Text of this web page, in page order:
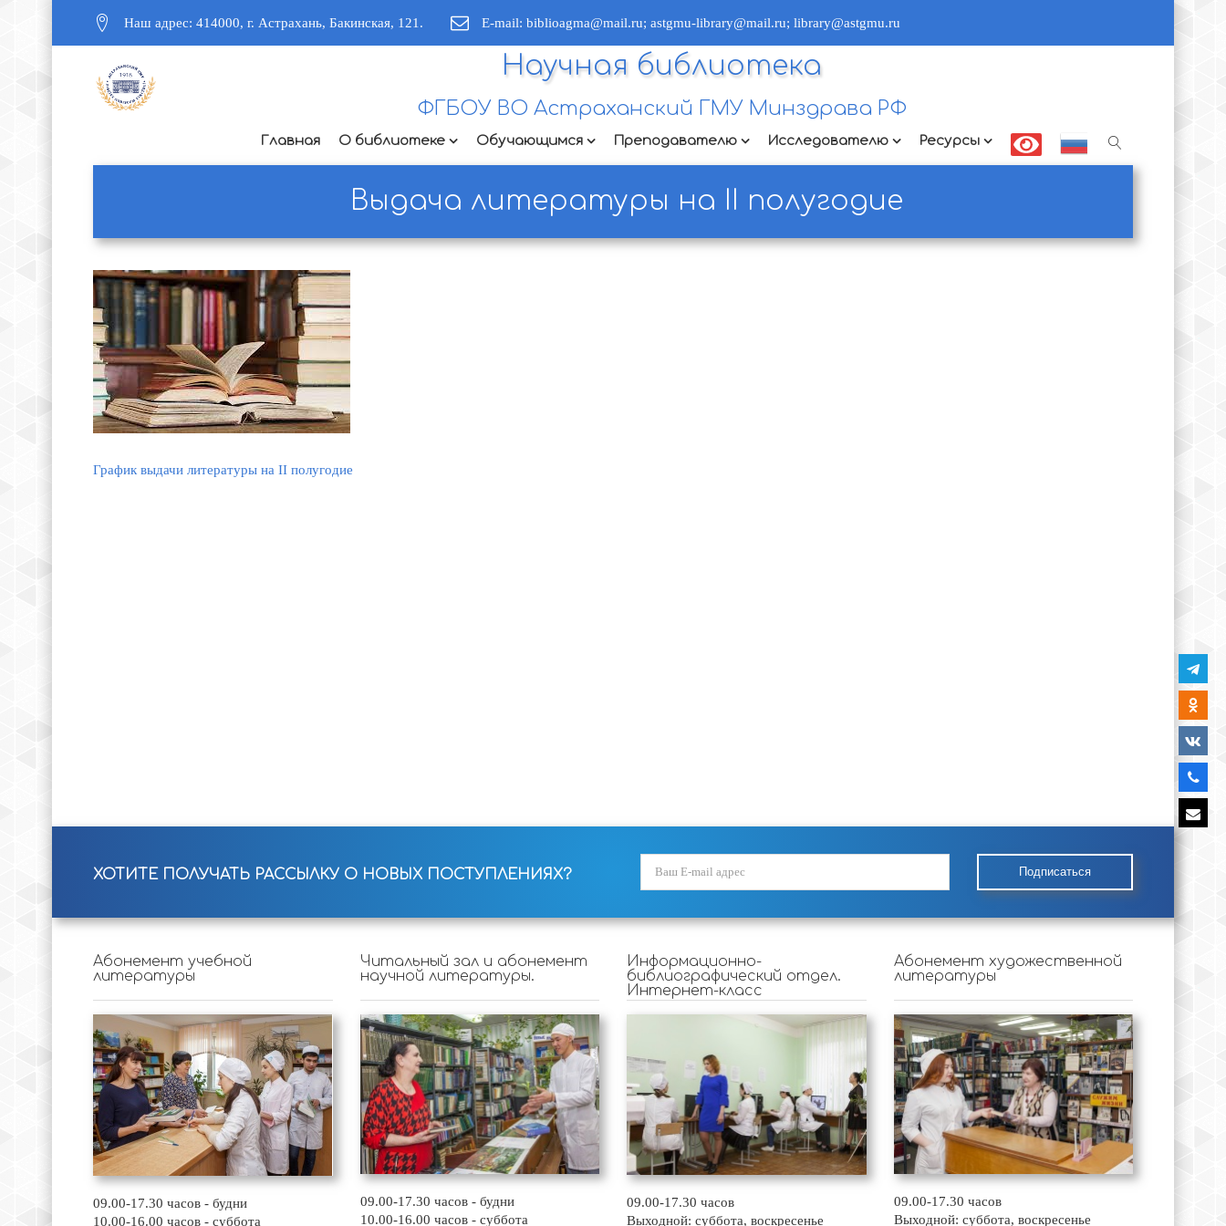
Наш адрес: 414000, г. Астрахань, Бакинская, 121. E-mail: biblioagma@mail.ru; astgmu-library@mail.ru; library@astgmu.ru
Научная библиотека
ФГБОУ ВО Астраханский ГМУ Минздрава РФ
Главная О библиотеке Обучающимся Преподавателю Исследователю Ресурсы
Выдача литературы на II полугодие
График выдачи литературы на II полугодие
ХОТИТЕ ПОЛУЧАТЬ РАССЫЛКУ О НОВЫХ ПОСТУПЛЕНИЯХ? Подписаться
Абонемент учебной
литературы
09.00-17.30 часов - будни
10.00-16.00 часов - суббота
Читальный зал и абонемент
научной литературы.
09.00-17.30 часов - будни
10.00-16.00 часов - суббота
Информационно-
библиографический отдел.
Интернет-класс
09.00-17.30 часов
Выходной: суббота, воскресенье
Абонемент художественной
литературы
09.00-17.30 часов
Выходной: суббота, воскресенье